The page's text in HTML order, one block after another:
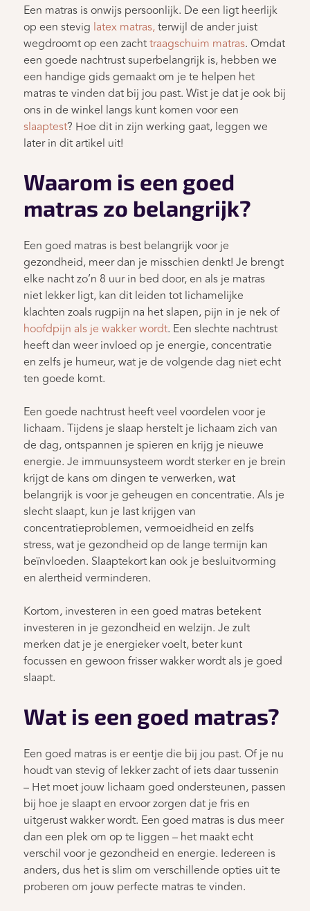
Een matras is onwijs persoonlijk. De een ligt heerlijk
op een stevig latex matras,terwijl de ander juist
wegdroomt op een zachttraagschuim matras. Omdat
een goede nachtrust superbelangrijk is, hebben we
een handige gids gemaakt om je te helpen het
matras te vinden dat bij jou past. Wist je dat je ook bij
ons in de winkel langs kunt komen voor een
slaaptest? Hoe dit in zijn werking gaat, leggen we
later in dit artikel uit!
Waarom is een goed
matras zo belangrijk?
Een goed matras is best belangrijk voor je
gezondheid, meer dan je misschien denkt! Je brengt
elke nacht zo’n 8 uur in bed door, en als je matras
niet lekker ligt, kan dit leiden tot lichamelijke
klachten zoals rugpijn na het slapen, pijn in je nek of
hoofdpijn als je wakker wordt. Een slechte nachtrust
heeft dan weer invloed op je energie, concentratie
en zelfs je humeur, wat je de volgende dag niet echt
ten goede komt.
Een goede nachtrust heeft veel voordelen voor je
lichaam. Tijdens je slaap herstelt je lichaam zich van
de dag, ontspannen je spieren en krijg je nieuwe
energie. Je immuunsysteem wordt sterker en je brein
krijgt de kans om dingen te verwerken, wat
belangrijk is voor je geheugen en concentratie. Als je
slecht slaapt, kun je last krijgen van
concentratieproblemen, vermoeidheid en zelfs
stress, wat je gezondheid op de lange termijn kan
beïnvloeden. Slaaptekort kan ook je besluitvorming
en alertheid verminderen.
Kortom, investeren in een goed matras betekent
investeren in je gezondheid en welzijn. Je zult
merken dat je je energieker voelt, beter kunt
focussen en gewoon frisser wakker wordt als je goed
slaapt.
Wat is een goed matras?
Een goed matras is er eentje die bij jou past. Of je nu
houdt van stevig of lekker zacht of iets daar tussenin
– Het moet jouw lichaam goed ondersteunen, passen
bij hoe je slaapt en ervoor zorgen dat je fris en
uitgerust wakker wordt. Een goed matras is dus meer
dan een plek om op te liggen – het maakt echt
verschil voor je gezondheid en energie. Iedereen is
anders, dus het is slim om verschillende opties uit te
proberen om jouw perfecte matras te vinden.